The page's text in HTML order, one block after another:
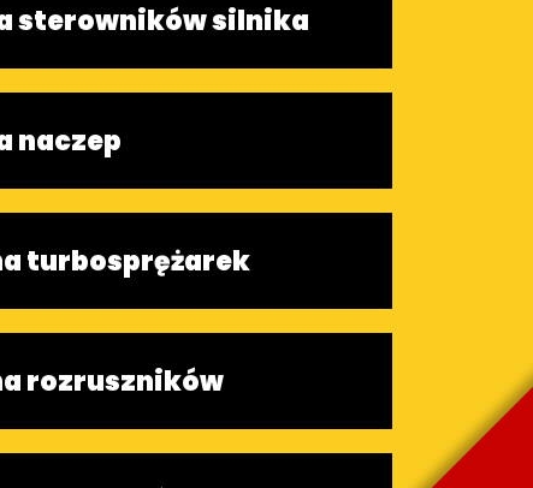
sterowników silnika
naczep
turbosprężarek
rozruszników